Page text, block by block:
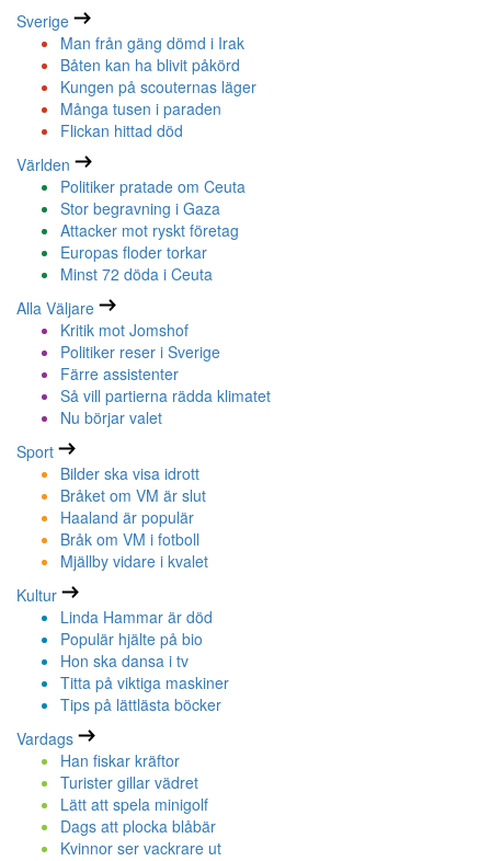
Sverige
Man från gäng dömd i Irak
Båten kan ha blivit påkörd
Kungen på scouternas läger
Många tusen i paraden
Flickan hittad död
Världen
Politiker pratade om Ceuta
Stor begravning i Gaza
Attacker mot ryskt företag
Europas floder torkar
Minst 72 döda i Ceuta
Alla Väljare
Kritik mot Jomshof
Politiker reser i Sverige
Färre assistenter
Så vill partierna rädda klimatet
Nu börjar valet
Sport
Bilder ska visa idrott
Bråket om VM är slut
Haaland är populär
Bråk om VM i fotboll
Mjällby vidare i kvalet
Kultur
Linda Hammar är död
Populär hjälte på bio
Hon ska dansa i tv
Titta på viktiga maskiner
Tips på lättlästa böcker
Vardags
Han fiskar kräftor
Turister gillar vädret
Lätt att spela minigolf
Dags att plocka blåbär
Kvinnor ser vackrare ut